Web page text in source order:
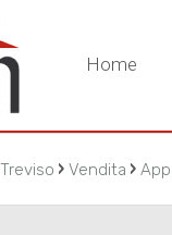
Home
Treviso › Vendita ›